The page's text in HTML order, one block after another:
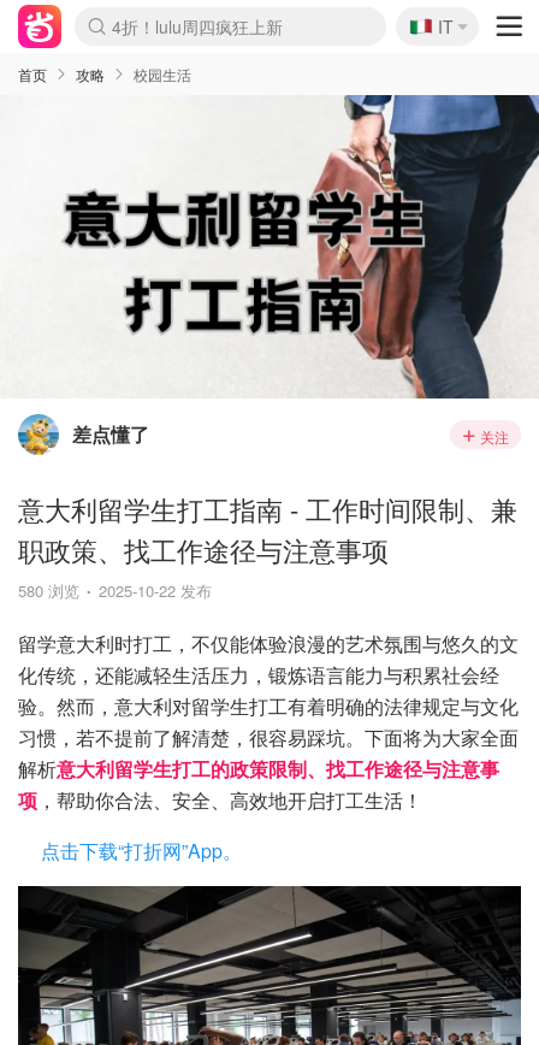
Boticinal 夏促开抢！
4折！lulu周四疯狂上新
速领！Stanley独家85折
Zalando 奥莱闪促！每日更新
🇮🇹
IT
首页 攻略 校园生活
差点懂了 关注
意大利留学生打工指南 - 工作时间限制、兼
职政策、找工作途径与注意事项
580 浏览 2025-10-22 发布
留学意大利时打工，不仅能体验浪漫的艺术氛围与悠久的文
化传统，还能减轻生活压力，锻炼语言能力与积累社会经
验。然而，意大利对留学生打工有着明确的法律规定与文化
习惯，若不提前了解清楚，很容易踩坑。下面将为大家全面
解析意大利留学生打工的政策限制、找工作途径与注意事
项 ，帮助你合法、安全、高效地开启打工生活！
点击下载“打折网”App。